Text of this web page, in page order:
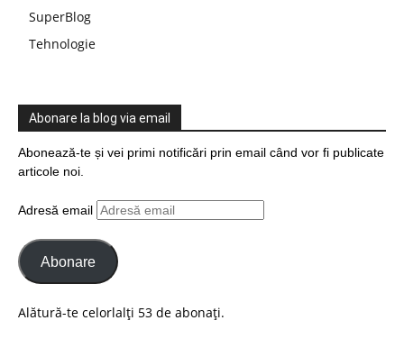
SuperBlog
Tehnologie
Abonare la blog via email
Abonează-te și vei primi notificări prin email când vor fi publicate
articole noi.
Adresă email
Abonare
Alătură-te celorlalți 53 de abonați.